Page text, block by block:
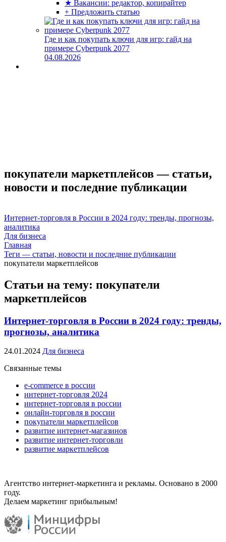
★ Вакансии: редактор, копирайтер
+ Предложить статью
Где и как покупать ключи для игр: гайд на
примере Cyberpunk 2077
04.08.2026
покупатели маркетплейсов — статьи,
новости и последние публикации
Интернет-торговля в России в 2024 году: тренды, прогнозы,
аналитика
Для бизнеса
Главная
Теги — статьи, новости и последние публикации
покупатели маркетплейсов
Статьи на тему: покупатели
маркетплейсов
Интернет-торговля в России в 2024 году: тренды,
прогнозы, аналитика
24.01.2024 Для бизнеса
Связанные темы
e-commerce в россии
интернет-торговля 2024
интернет-торговля в россии
онлайн-торговля в россии
покупатели маркетплейсов
развитие интернет-магазинов
развитие интернет-торговли
развитие маркетплейсов
Агентство интернет-маркетинга и рекламы. Основано в 2000
году.
Делаем маркетинг прибыльным!